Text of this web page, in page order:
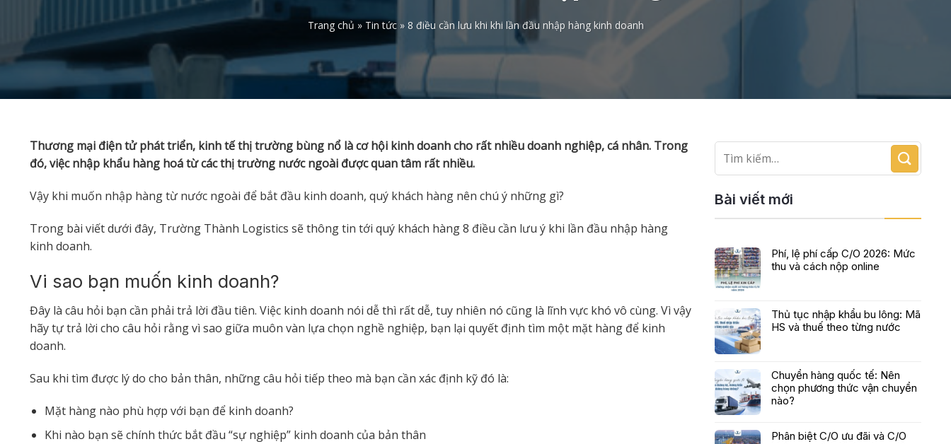
Trang chủ » Tin tức» 8 điều cần lưu khi khi lần đầu nhập hàng kinh doanh
Thương mại điện tử phát triển, kinh tế thị trường bùng nổ là cơ hội kinh doanh cho rất nhiều doanh nghiệp, cá nhân. Trong
đó, việc nhập khẩu hàng hoá từ các thị trường nước ngoài được quan tâm rất nhiều.
Vậy khi muốn nhập hàng từ nước ngoài để bắt đầu kinh doanh, quý khách hàng nên chú ý những gì?
Trong bài viết dưới đây, Trường Thành Logistics sẽ thông tin tới quý khách hàng 8 điều cần lưu ý khi lần đầu nhập hàng
kinh doanh.
Vi sao bạn muốn kinh doanh?
Đây là câu hỏi bạn cần phải trả lời đầu tiên. Việc kinh doanh nói dễ thì rất dễ, tuy nhiên nó cũng là lĩnh vực khó vô cùng. Vì vậy
hãy tự trả lời cho câu hỏi rằng vì sao giữa muôn vàn lựa chọn nghề nghiệp, bạn lại quyết định tìm một mặt hàng để kinh
doanh.
Sau khi tìm được lý do cho bản thân, những câu hỏi tiếp theo mà bạn cần xác định kỹ đó là:
Mặt hàng nào phù hợp với bạn để kinh doanh?
Khi nào bạn sẽ chính thức bắt đầu “sự nghiệp” kinh doanh của bản thân
Bài viết mới
Phí, lệ phí cấp C/O 2026: Mức
thu và cách nộp online
Thủ tục nhập khẩu bu lông: Mã
HS và thuế theo từng nước
Chuyển hàng quốc tế: Nên
chọn phương thức vận chuyển
nào?
Phân biệt C/O ưu đãi và C/O